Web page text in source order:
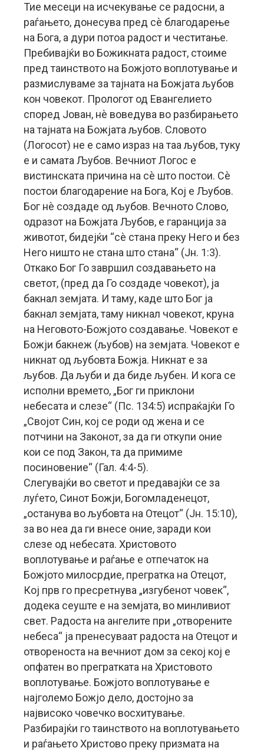
Тие месеци на исчекување се радосни, а
раѓањето, донесува пред сѐ благодарење
на Бога, а дури потоа радост и честитање.
Пребивајќи во Божикната радост, стоиме
пред таинството на Божјото воплотување и
размислуваме за тајната на Божјата љубов
кон човекот. Прологот од Евангелието
според Јован, нѐ воведува во разбирањето
на тајната на Божјата љубов. Словото
(Логосот) не е само израз на таа љубов, туку
е и самата Љубов. Вечниот Логос е
вистинската причина на сè што постои. Сè
постои благодарение на Бога, Кој е Љубов.
Бог нѐ создаде од љубов. Вечното Слово,
одразот на Божјата Љубов, е гаранција за
животот, бидејќи “сѐ стана преку Него и без
Него ништо не стана што стана“ (Јн. 1:3).
Откако Бог Го завршил создавањето на
светот, (пред да Го создаде човекот), ја
бакнал земјата. И таму, каде што Бог ја
бакнал земјата, таму никнал човекот, круна
на Неговото-Божјото создавање. Човекот е
Божји бакнеж (љубов) на земјата. Човекот е
никнат од љубовта Божја. Никнат е за
љубов. Да љуби и да биде љубен. И кога се
исполни времето, „Бог ги приклони
небесата и слезе“ (Пс. 134:5) испраќајќи Го
„Својот Син, кој се роди од жена и се
потчини на Законот, за да ги откупи оние
кои се под Закон, та да примиме
посиновение“ (Гал. 4:4-5).
Слегувајќи во светот и предавајќи се за
луѓето, Синот Божји, Богомладенецот,
„останува во љубовта на Отецот“ (Јн. 15:10),
за во неа да ги внесе оние, заради кои
слезе од небесата. Христовото
воплотување и раѓање е отпечаток на
Божјото милосрдие, прегратка на Отецот,
Кој прв го пресретнува „изгубенот човек“,
додека сеуште е на земјата, во минливиот
свет. Радоста на ангелите при „отворените
небеса“ ја пренесуваат радоста на Отецот и
отвореноста на вечниот дом за секој кој е
опфатен во прегратката на Христовото
воплотување. Божјото воплотување е
најголемо Божјо дело, достојно за
највисоко човечко восхитување.
Разбирајќи го таинството на воплотувањето
и раѓањето Христово преку призмата на